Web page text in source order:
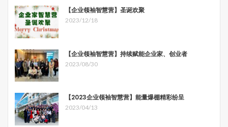
生式模型等应用。初学者推荐重点阅读第三章-神经网络入
门和第四章-机器学习基础。
【企业领袖智慧营】圣诞欢聚
2023/12/18
【企业领袖智慧营】持续赋能企业家、创业者
2023/08/30
【2023企业领袖智慧营】能量爆棚精彩纷呈
2023/04/13